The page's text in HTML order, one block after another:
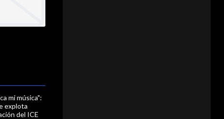
mi música":
explota
del ICE